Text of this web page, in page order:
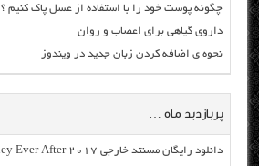
چگونه پوست خود را با استفاده از عسل پاک کنیم ؟
داروی گیاهی برای اعصاب و روان
نحوه ی اضافه کردن زبان جدید در ویندوز
پربازدید ماه …
دانلود رایگان مسنتد خارجی Britney Ever After 2017 با لینک مستقیم